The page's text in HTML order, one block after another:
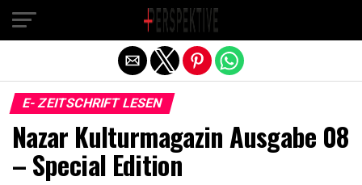
E- ZEITSCHRIFT LESEN
Nazar Kulturmagazin Ausgabe 08
– Special Edition
Exit mobile version